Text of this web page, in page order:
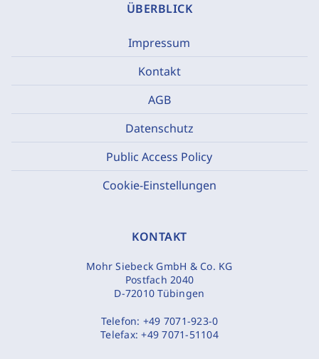
ÜBERBLICK
Impressum
Kontakt
AGB
Datenschutz
Public Access Policy
Cookie-Einstellungen
KONTAKT
Mohr Siebeck GmbH & Co. KG
Postfach 2040
D-72010 Tübingen
Telefon: +49 7071-923-0
Telefax:+49 7071-51104